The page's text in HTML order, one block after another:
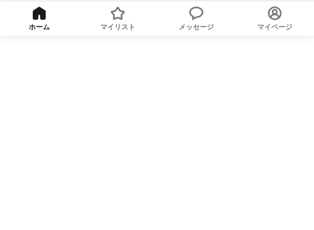
ホーム マイリスト メッセージ マイページ